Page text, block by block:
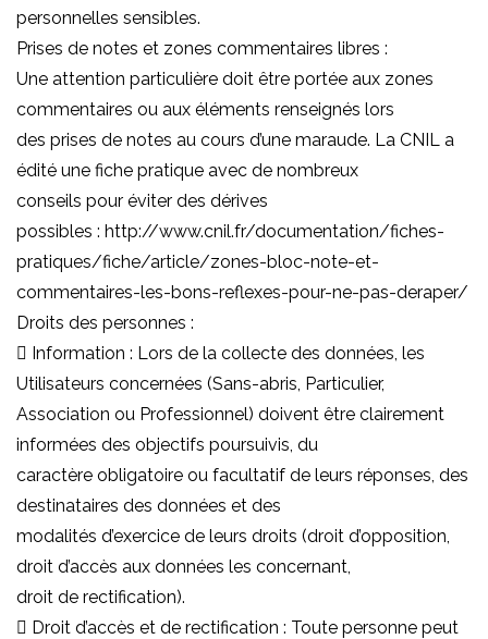
personnelles sensibles.
Prises de notes et zones commentaires libres :
Une attention particulière doit être portée aux zones
commentaires ou aux éléments renseignés lors
des prises de notes au cours d’une maraude. La CNIL a
édité une fiche pratique avec de nombreux
conseils pour éviter des dérives
possibles : http://www.cnil.fr/documentation/fiches-
pratiques/fiche/article/zones-bloc-note-et-
commentaires-les-bons-reflexes-pour-ne-pas-deraper/
Droits des personnes :
 Information : Lors de la collecte des données, les
Utilisateurs concernées (Sans-abris, Particulier,
Association ou Professionnel) doivent être clairement
informées des objectifs poursuivis, du
caractère obligatoire ou facultatif de leurs réponses, des
destinataires des données et des
modalités d’exercice de leurs droits (droit d’opposition,
droit d’accès aux données les concernant,
droit de rectification).
 Droit d’accès et de rectification : Toute personne peut